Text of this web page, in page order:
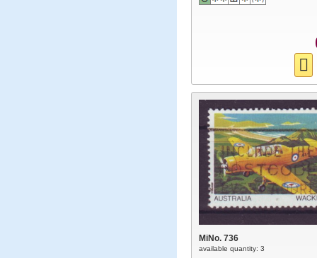
MiNo. 736
available quantity: 3